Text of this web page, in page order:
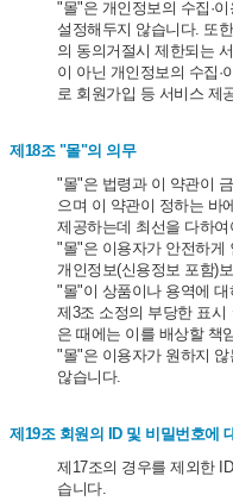
"몰"은 개인정보의 수집·
설정해두지 않습니다. 또
의 동의거절시 제한되는
이 아닌 개인정보의 수집·
로 회원가입 등 서비스 제
제18조 "몰"의 의무
"몰"은 법령과 이 약관이
으며 이 약관이 정하는 바
제공하는데 최선을 다하여
"몰"은 이용자가 안전하게
개인정보(신용정보 포함)
"몰"이 상품이나 용역에 대
제3조 소정의 부당한 표시
은 때에는 이를 배상할 책
"몰"은 이용자가 원하지
않습니다.
제19조 회원의 ID 및 비밀번호에
제17조의 경우를 제외한
습니다.